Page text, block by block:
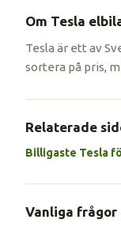
Om Tesla
Tesla är ett av
sortera på pris,
Relaterade
Billigaste Tesla
Vanliga frågor